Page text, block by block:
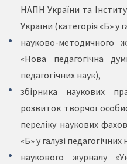
НАПН України та
України (категорія «Б» у
науково-методичного
«Нова педагогічна
педагогічних наук),
збірника наукових
розвиток творчої
переліку наукових
«Б» у галузі педагогічних
наукового журналу